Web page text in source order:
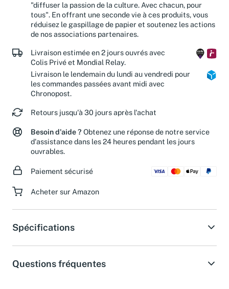
"diffuser la passion de la culture. Avec chacun, pour
tous". En offrant une seconde vie à ces produits, vous
réduisez le gaspillage de papier et soutenez les actions
de nos associations partenaires.
Livraison estimée en 2 jours ouvrés avec
Colis Privé et Mondial Relay.
Livraison le lendemain du lundi au vendredi pour
les commandes passées avant midi avec
Chronopost.
Retours jusqu'à 30 jours après l'achat
Besoin d'aide ? Obtenez une réponse de notre service
d'assistance dans les 24 heures pendant les jours
ouvrables.
Paiement sécurisé
Acheter sur Amazon
Spécifications
Questions fréquentes